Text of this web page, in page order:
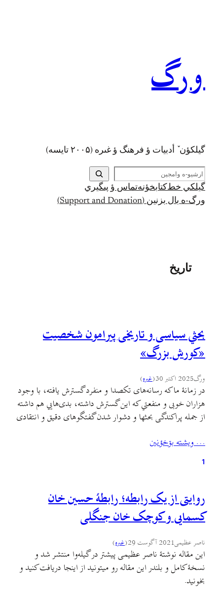
ورگ
گيلکؤن ٚ أدبیات ؤ فرهنگ ؤ غىره (۲۰۰۵ تايسه)
ج
س
ت
ج
گيلکي خط کتابخؤنهتماس ؤ پىگيري
ورگ-ه بال بزنين (Support and Donation)
تاریخ
بحثي سیاسی و تاریخی پیرامون شخصیت
«کورش بزرگ»
ورگ2025 اکتبر 30 (غىره)
در زمانهٔ ما که رسانه‌های تکصدا و منفرد گسترش یافته، با وجود
هزاران خوبی و منفعتي که اين گسترش داشته، بدی‌هایي هم داشته
از جمله پراکندگی بحثها و دشوار شدن گفتگوهای دقیق و انتقادی
ابزار تبلیغات و جدالهای روزمرهٔ شفاهی شبه‌مکتوب که در…
… ويشته بۊخؤنين
1
روایتی از یک رابطه؛ رابطهٔ حسین خان
کسمایی و کوچک خان جنگلی
ناصر عظیمی2021 آگوست 29 (غىره)
این مقاله نوشتهٔ ناصر عظیمی پیشتر در گیله‌وا منتشر شد و
نسخهٔ کامل و بلندر این مقاله رو میتونید از اینجا دریافت کنید و
بخونید.